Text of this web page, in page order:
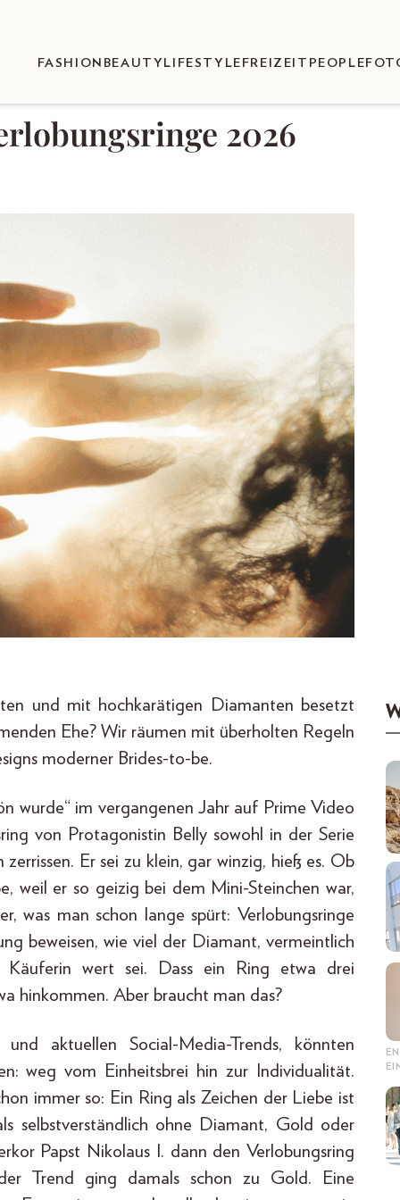
FASHION BEAUTY LIFESTYLE FREIZEIT PEOPLE
2026
und mit hochkarätigen Diamanten besetzt
Ehe? Wir räumen mit überholten Regeln
moderner Brides-to-be.
wurde“ im vergangenen Jahr auf Prime Video
von Protagonistin Belly sowohl in der Serie
Er sei zu klein, gar winzig, hieß es. Ob
weil er so geizig bei dem Mini-Steinchen war,
was man schon lange spürt: Verlobungsringe
beweisen, wie viel der Diamant, vermeintlich
wert sei. Dass ein Ring etwa drei
hinkommen. Aber braucht man das?
aktuellen Social-Media-Trends, könnten
weg vom Einheitsbrei hin zur Individualität.
immer so: Ein Ring als Zeichen der Liebe ist
selbstverständlich ohne Diamant, Gold oder
Papst Nikolaus I. dann den Verlobungsring
Trend ging damals schon zu Gold. Eine